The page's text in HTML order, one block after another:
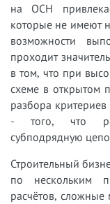
на ОСН
которые не имеют
возможности
проходит
в том, что при
схеме в открытом
разбора
- того, что
субподрядную
Строительный
по нескольким
расчётов,